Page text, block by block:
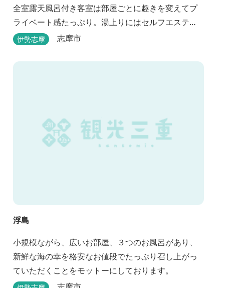
全室露天風呂付き客室は部屋ごとに趣きを変えてプ
ライベート感たっぷり。湯上りにはセルフエステ
を。伊勢志摩の旬を濃縮した創作和会席をダイニン
伊勢志摩 志摩市
浮島
小規模ながら、広いお部屋、３つのお風呂があり、
新鮮な海の幸を格安なお値段でたっぷり召し上がっ
ていただくことをモットーにしております。